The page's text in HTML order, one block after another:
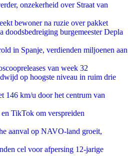
onzekerheid over Straat van
bewoner na ruzie over pakket
doodsbedreiging burgemeester Depla
in Spanje, verdienden miljoenen aan
van week 32
op hoogste niveau in ruim drie
146 km/u door het centrum van
TikTok om verspreiden
aanval op NAVO-land groeit,
cel voor afpersing 12-jarige